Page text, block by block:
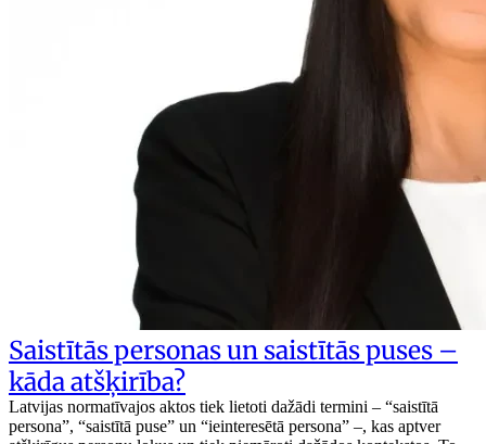
Saistītās personas un saistītās puses –
kāda atšķirība?
Latvijas normatīvajos aktos tiek lietoti dažādi termini – “saistītā
persona”, “saistītā puse” un “ieinteresētā persona” –, kas aptver